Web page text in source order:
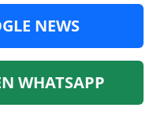
NEWS
WHATSAPP